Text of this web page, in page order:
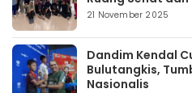
21 November 2025
Dandim Kendal
Bulutangkis,
Nasionalis